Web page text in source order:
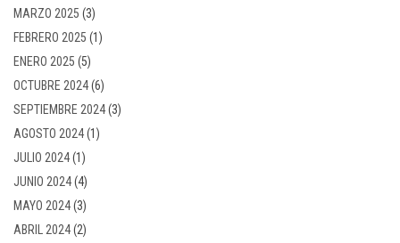
MARZO 2025 (3)
FEBRERO 2025 (1)
ENERO 2025 (5)
OCTUBRE 2024(6)
SEPTIEMBRE 2024(3)
AGOSTO 2024(1)
JULIO 2024(1)
JUNIO 2024(4)
MAYO 2024(3)
ABRIL 2024(2)